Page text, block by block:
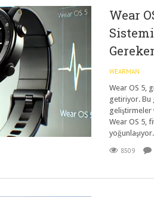
Wear
WEARMAN
Wear OS 5,
getiriyor. Bu
geliştirmeler
Wear OS 5,
8509